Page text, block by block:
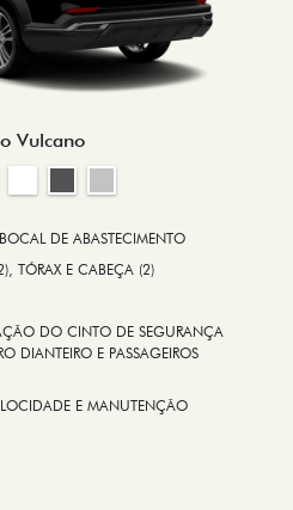
Vulcano
DE ABASTECIMENTO
TÓRAX E CABEÇA (2)
DO CINTO DE SEGURANÇA
DIANTEIRO E PASSAGEIROS
E MANUTENÇÃO